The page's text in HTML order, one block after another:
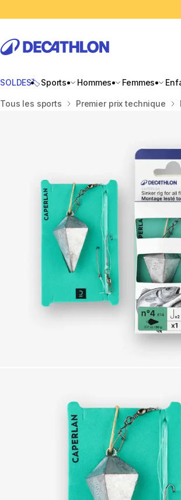
SOLDES🏷️Sports Hommes Femmes
Accueil
Tous les sports Premier prix technique